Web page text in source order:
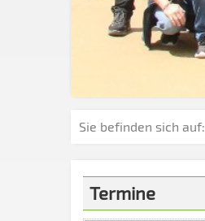
Sie befinden sich auf:
Termine